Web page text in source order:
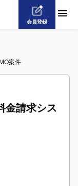
会員登録
案件
金請求シス